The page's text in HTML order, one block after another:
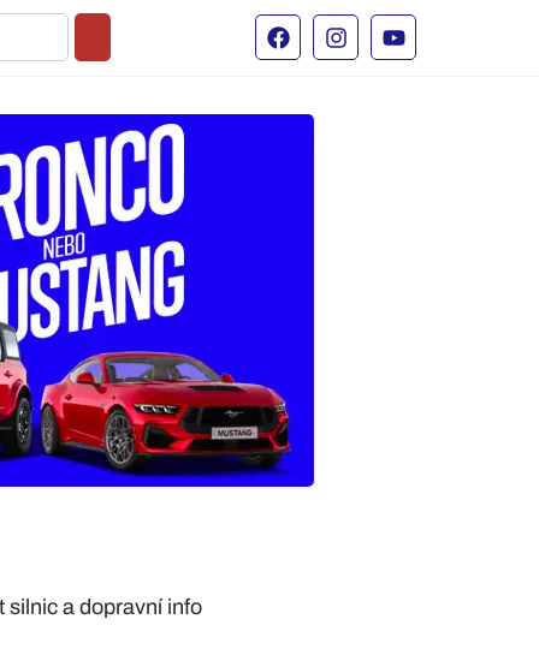
silnic a dopravní info